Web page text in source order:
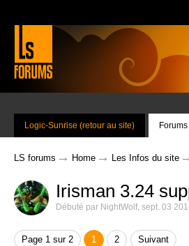
Logic-Sunrise (retour au site) Forums
LS forums → Home → Les Infos du site
Irisman 3.24
Débuté par NightWolf, sept. 03
Page 1 sur 2 1 2 Suivant